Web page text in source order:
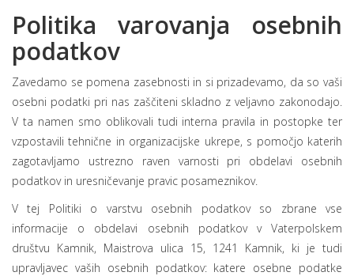
Politika varovanja osebnih
podatkov
Zavedamo se pomena zasebnosti in si prizadevamo, da so vaši
osebni podatki pri nas zaščiteni skladno z veljavno zakonodajo.
V ta namen smo oblikovali tudi interna pravila in postopke ter
vzpostavili tehnične in organizacijske ukrepe, s pomočjo katerih
zagotavljamo ustrezno raven varnosti pri obdelavi osebnih
podatkov in uresničevanje pravic posameznikov.
V tej Politiki o varstvu osebnih podatkov so zbrane vse
informacije o obdelavi osebnih podatkov v Vaterpolskem
društvu Kamnik, Maistrova ulica 15, 1241 Kamnik, ki je tudi
upravljavec vaših osebnih podatkov: katere osebne podatke